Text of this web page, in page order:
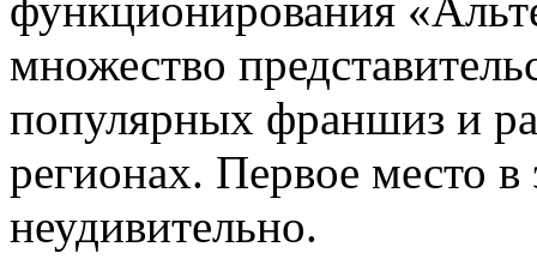
множество
популярных франшиз и
регионах. Первое место
неудивительно.